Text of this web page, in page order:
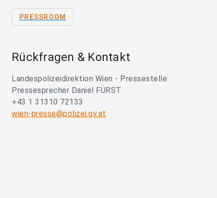
PRESSROOM
Rückfragen & Kontakt
Landespolizeidirektion Wien - Pressestelle
Pressesprecher Daniel FÜRST
+43 1 31310 72133
wien-presse@polizei.gv.at